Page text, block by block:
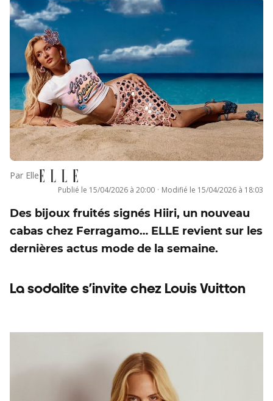
Par Elle
Publié le 15/04/2026 à 20:00 · Modifié le 15/04/2026 à 18:03
Des bijoux fruités signés Hiiri, un nouveau
cabas chez Ferragamo… ELLE revient sur les
dernières actus mode de la semaine.
La sodalite s’invite chez Louis Vuitton